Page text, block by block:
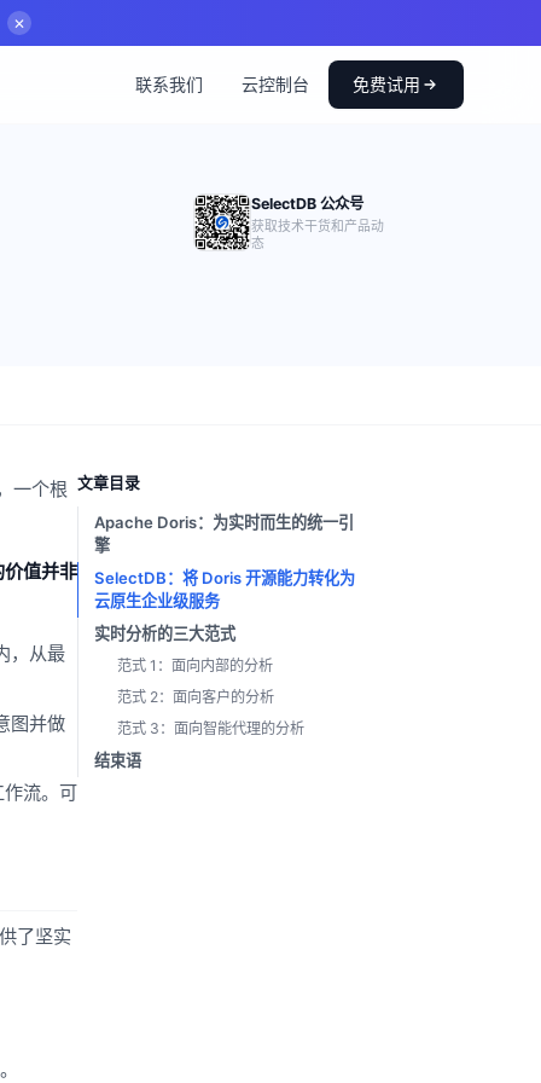
✕
联系我们 云控制台 免费试用
SelectDB 公众号
获取技术干货和产品动
态
一个根
价值并非
，从最
图并做
流。可
了坚实
文章目录
Apache Doris：为实时而生的统一引
擎
SelectDB：将 Doris 开源能力转化为
云原生企业级服务
实时分析的三大范式
范式 1：面向内部的分析
范式 2：面向客户的分析
范式 3：面向智能代理的分析
结束语